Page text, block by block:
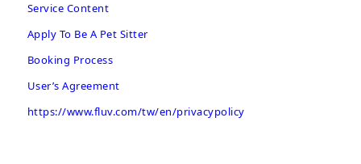
Service Content
Apply To Be A Pet Sitter
Booking Process
User’s Agreement
https://www.fluv.com/tw/en/privacypolicy